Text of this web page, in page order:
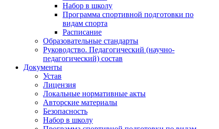
Набор в школу
Программа спортивной подготовки по
видам спорта
Расписание
Образовательные стандарты
Руководство. Педагогический (научно-
педагогический) состав
Документы
Устав
Лицензия
Локальные нормативные акты
Авторские материалы
Безопасность
Набор в школу